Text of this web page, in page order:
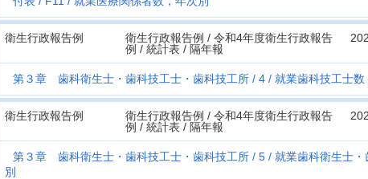
衛生行政報告例
衛生行政報告例 / 令和4年度衛生行政報告
例 / 統計表 / 隔年報
第３章 歯科衛生士・歯科技工士・歯科技工所 4 就業歯科技工士数
衛生行政報告例
衛生行政報告例 / 令和4年度衛生行政報告
例 / 統計表 / 隔年報
第３章 歯科衛生士・歯科技工士・歯科技工所 5
就業歯科衛生士
別